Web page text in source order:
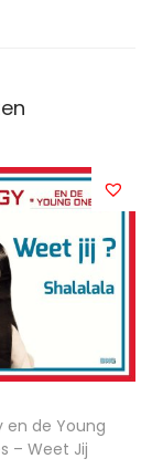
en de Young
– Weet Jij